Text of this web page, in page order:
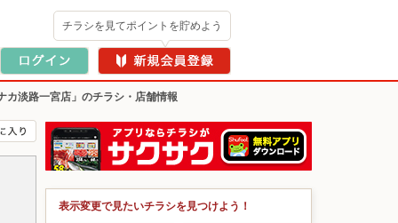
チラシを見てポイントを貯めよう
カ淡路一宮店」のチラシ・店舗情報
表示変更で見たいチラシを見つけよう！